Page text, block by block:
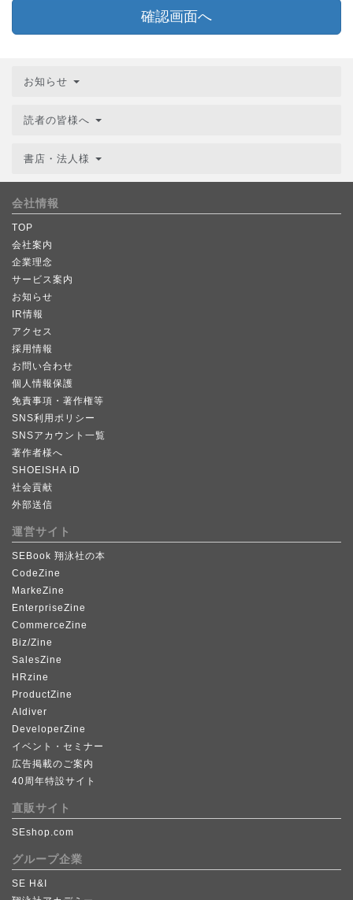
確認画面へ
お知らせ
読者の皆様へ
書店・法人様
会社情報
TOP
会社案内
企業理念
サービス案内
お知らせ
IR情報
アクセス
採用情報
お問い合わせ
個人情報保護
免責事項・著作権等
SNS利用ポリシー
SNSアカウント一覧
著作者様へ
SHOEISHA iD
社会貢献
外部送信
運営サイト
SEBook 翔泳社の本
CodeZine
MarkeZine
EnterpriseZine
CommerceZine
Biz/Zine
SalesZine
HRzine
ProductZine
AIdiver
DeveloperZine
イベント・セミナー
広告掲載のご案内
40周年特設サイト
直販サイト
SEshop.com
グループ企業
SE H&I